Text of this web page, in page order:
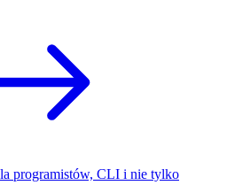
programistów, CLI i nie tylko